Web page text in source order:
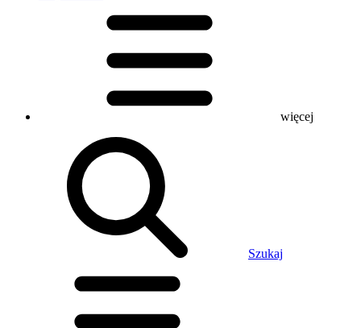
więcej
Szukaj